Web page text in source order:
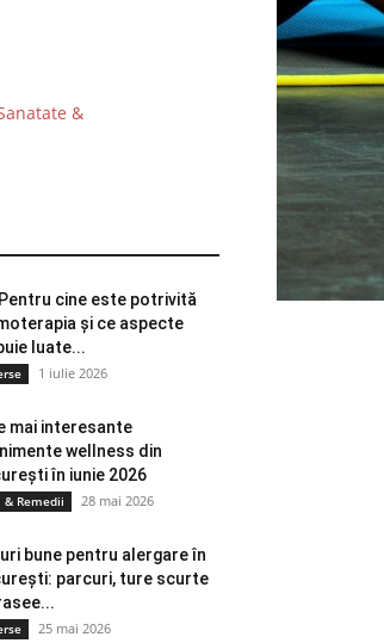
&
cine este potrivită
și ce aspecte
luate...
1 iulie 2026
mai interesante
wellness din
în iunie 2026
& Remedii 28 mai 2026
bune pentru alergare în
parcuri, ture scurte
25 mai 2026